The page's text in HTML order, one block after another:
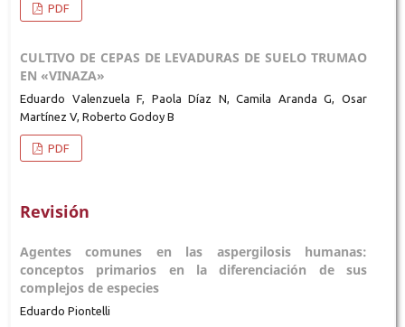
PDF
CULTIVO DE CEPAS DE LEVADURAS DE SUELO TRUMAO
EN «VINAZA»
Eduardo Valenzuela F, Paola Díaz N, Camila Aranda G, Osar
Martínez V, Roberto Godoy B
PDF
Revisión
Agentes comunes en las aspergilosis humanas:
conceptos primarios en la diferenciación de sus
complejos de especies
Eduardo Piontelli